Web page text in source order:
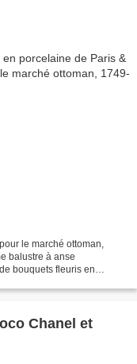
le marché ottoman,
balustre à anse
bouquets fleuris en
Chanel et